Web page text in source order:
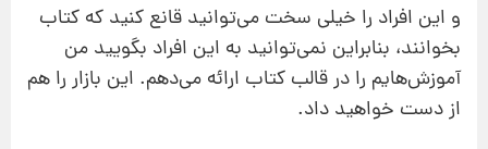
و این افراد را خیلی سخت می‌توانید قانع كنید كه كتاب
بخوانند، بنابراین نمی‌توانید به این افراد بگویید من
آموزش‌هایم را در قالب كتاب ارائه می‌دهم. این بازار را هم
از دست خواهید داد.